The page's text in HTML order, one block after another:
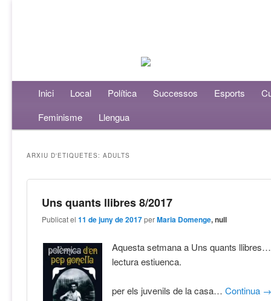
Menú principalAneu al contingut principal
Aneu al contingut secundari
Inici Local Política Successos Esports
Feminisme
Llengua
ARXIU D'ETIQUETES:ADULTS
Uns quants llibres 8/2017
Publicat el11 de juny de 2017 perMaria Domenge, null
Aquesta setmana a Uns quants
lectura estiuenca.
per els juvenils de la casa…Continua